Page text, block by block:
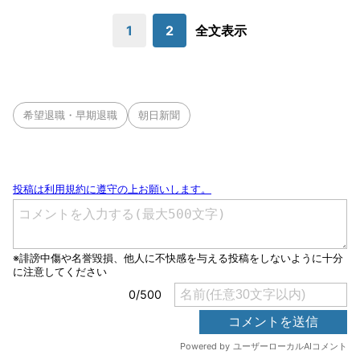
1 2 全文表示
希望退職・早期退職 朝日新聞